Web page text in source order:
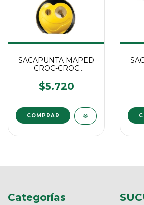
SACAPUNTA MAPED
CROC-CROC
$5.720
Categorías